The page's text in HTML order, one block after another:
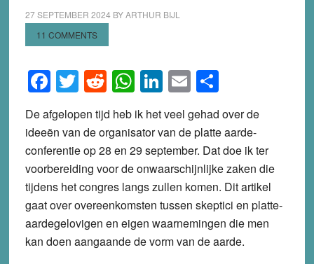
27 SEPTEMBER 2024 BYARTHUR BIJL
11 COMMENTS
Facebook
Twitter
Reddit
WhatsApp
LinkedIn
EmailShare
De afgelopen tijd heb ik het veel gehad over de
ideeën van de organisator van de platte aarde-
conferentie op 28 en 29 september. Dat doe ik ter
voorbereiding voor de onwaarschijnlijke zaken die
tijdens het congres langs zullen komen. Dit artikel
gaat over overeenkomsten tussen skeptici en platte-
aardegelovigen en eigen waarnemingen die men
kan doen aangaande de vorm van de aarde.